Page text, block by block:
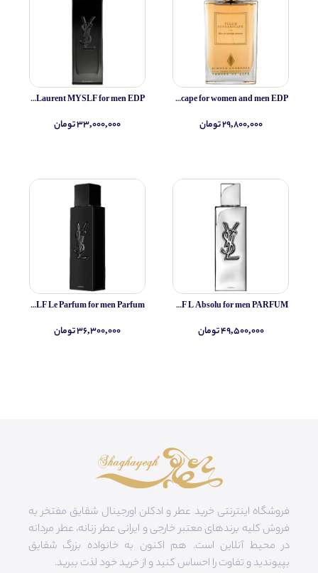
Simone Andreoli Tulum Junglescape for women and men EDP
۲۹,۸۰۰,۰۰۰ تومان
Yves Saint Laurent MYSLF L Absolu for men PARFUM
۴۹,۵۰۰,۰۰۰ تومان
Yves Saint Laurent MYSLF for men EDP
۳۳,۰۰۰,۰۰۰ تومان
Yves Saint Laurent MYSLF Le Parfum for men Parfum
۳۶,۳۰۰,۰۰۰ تومان
فروشگاه اینترنتی خرید عطر و ادکلن اورجینال شقایق مفتخر به
فروش کلیه برندهای معتبر خارجی و ایرانی عطر زنانه، عطر مردانه
در محیط آنلاین است. هم‌ اکنون به خانواده بزرگ شقایق
بپیوندید و تفاوت را احساس کنید و از خرید خود لذت ببرید.